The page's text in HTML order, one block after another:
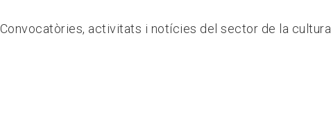
Convocatòries, activitats i notícies del sector de la cultura.